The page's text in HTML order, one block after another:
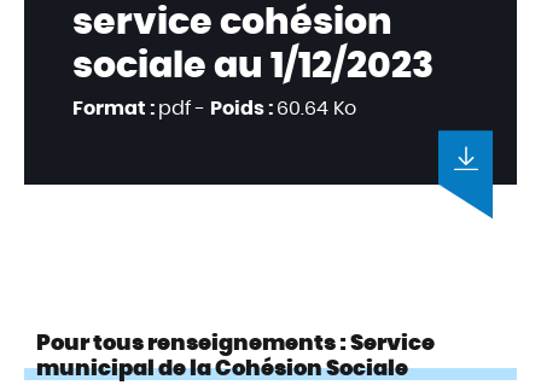
service cohésion
sociale au 1/12/2023
Format :pdf - Poids :60.64 Ko
Pour tous renseignements : Service
municipal de la Cohésion Sociale